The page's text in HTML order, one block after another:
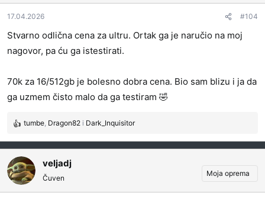
a
n
a
:
17.04.2026 #104
Stvarno odlična cena za ultru. Ortak ga je naručio na moj
nagovor, pa ću ga istestirati.
70k za 16/512gb je bolesno dobra cena. Bio sam blizu i ja da
ga uzmem čisto malo da ga testiram 🤣
R
e
a
g
o
v
a
tumbe, Dragon82 i Dark_Inquisitor
veljadj
Čuven
Moja oprema